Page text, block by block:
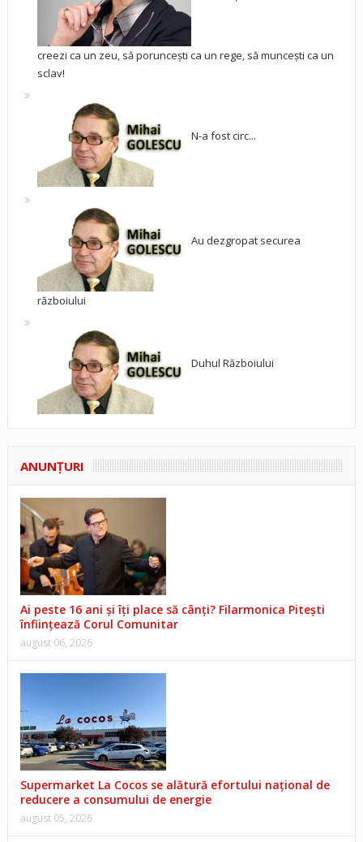
creezi ca un zeu, să poruncești ca un rege, să muncești ca un
sclav!
N-a fost circ...
Au dezgropat securea
războiului
Duhul Războiului
ANUNŢURI
Ai peste 16 ani și îți place să cânți? Filarmonica Pitești
înființează Corul Comunitar
august 06, 2026
Supermarket La Cocos se alătură efortului național de
reducere a consumului de energie
august 05, 2026